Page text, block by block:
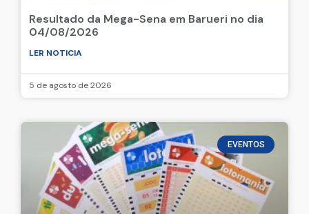
Resultado da Mega-Sena em Barueri no dia
04/08/2026
LER NOTICIA
5 de agosto de 2026
EVENTOS